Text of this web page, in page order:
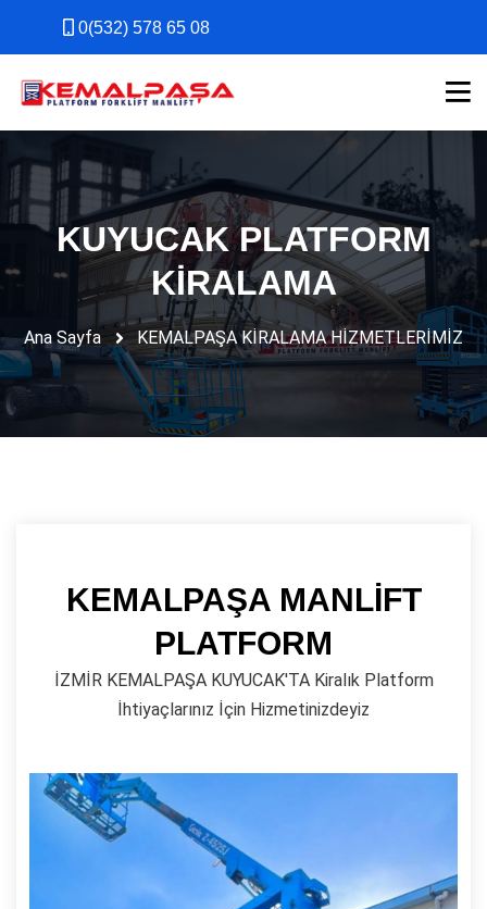
0(532) 578 65 08
0(532) 578 65 08
KUYUCAK PLATFORM
KİRALAMA
Ana Sayfa KEMALPAŞA KİRALAMA HİZMETLERİMİZ
KEMALPAŞA MANLİFT
PLATFORM
İZMİR KEMALPAŞA KUYUCAK'TA Kiralık Platform
İhtiyaçlarınız İçin Hizmetinizdeyiz